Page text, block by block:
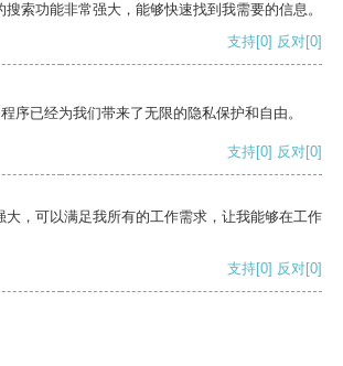
索功能非常强大，能够快速找到我需要的信息。
支持[0] 反对[0]
序已经为我们带来了无限的隐私保护和自由。
支持[0] 反对[0]
大，可以满足我所有的工作需求，让我能够在工作
支持[0] 反对[0]